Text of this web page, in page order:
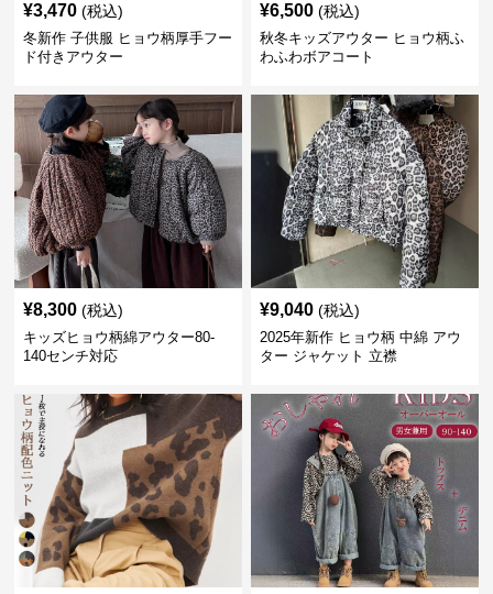
¥3,470 (税込)
冬新作 子供服 ヒョウ柄厚手フー
ド付きアウター
¥6,500 (税込)
秋冬キッズアウター ヒョウ柄ふ
わふわボアコート
¥8,300 (税込)
キッズヒョウ柄綿アウター80-
140センチ対応
¥9,040 (税込)
2025年新作 ヒョウ柄 中綿 アウ
ター ジャケット 立襟